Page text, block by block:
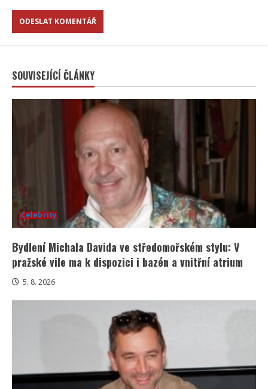
SOUVISEJÍCÍ ČLÁNKY
Celebrity
Bydlení Michala Davida ve středomořském stylu: V
pražské vile ma k dispozici i bazén a vnitřní atrium
5. 8. 2026